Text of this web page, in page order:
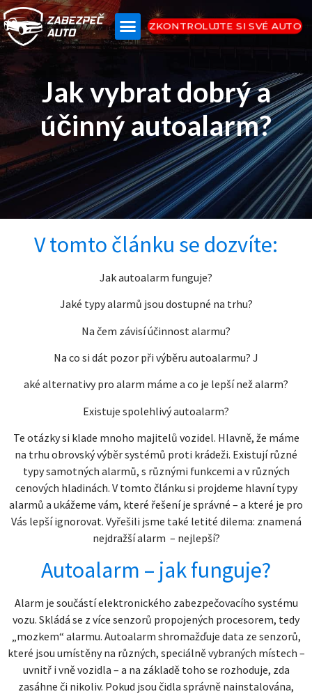
ZKONTROLUJTE SI SVÉ AUTO
Jak vybrat dobrý a
účinný autoalarm?
V tomto článku se dozvíte:
Jak autoalarm funguje?
Jaké typy alarmů jsou dostupné na trhu?
Na čem závisí účinnost alarmu?
Na co si dát pozor při výběru autoalarmu? J
aké alternativy pro alarm máme a co je lepší než alarm?
Existuje spolehlivý autoalarm?
Te otázky si klade mnoho majitelů vozidel. Hlavně, že máme
na trhu obrovský výběr systémů proti krádeži. Existují různé
typy samotných alarmů, s různými funkcemi a v různých
cenových hladinách. V tomto článku si projdeme hlavní typy
alarmů a ukážeme vám, které řešení je správné – a které je pro
Vás lepší ignorovat. Vyřešili jsme také letité dilema: znamená
nejdražší alarm – nejlepší?
Autoalarm – jak funguje?
Alarm je součástí elektronického zabezpečovacího systému
vozu. Skládá se z více senzorů propojených procesorem, tedy
„mozkem“ alarmu. Autoalarm shromažďuje data ze senzorů,
které jsou umístěny na různých, speciálně vybraných místech –
uvnitř i vně vozidla – a na základě toho se rozhoduje, zda
zasáhne či nikoliv. Pokud jsou čidla správně nainstalována,